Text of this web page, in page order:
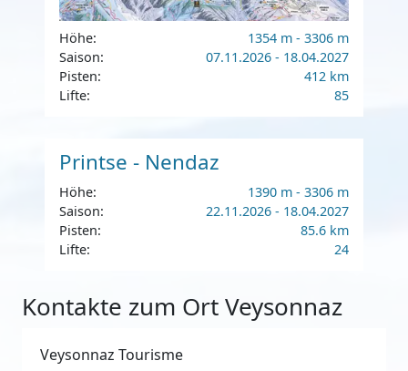
Höhe:
1354 m - 3306 m
Saison:
07.11.2026 - 18.04.2027
Pisten:
412 km
Lifte:
85
Printse - Nendaz
Höhe:
1390 m - 3306 m
Saison:
22.11.2026 - 18.04.2027
Pisten:
85.6 km
Lifte:
24
Kontakte zum Ort Veysonnaz
Veysonnaz Tourisme